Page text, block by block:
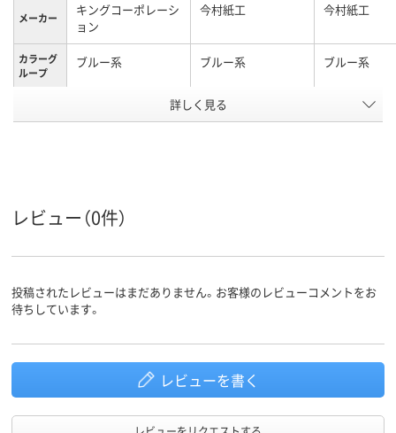
メーカー
キングコーポレーシ
ョン
今村紙工 今村紙工
カラーグ
ループ
ブルー系 ブルー系 ブルー系
テープ付 テープなし
留め具の
有無
なし
封筒裏面
アスクル
商品環境
詳しく見る
レビュー（0件）
投稿されたレビューはまだありません。お客様のレビューコメントをお
待ちしています。
レビューを書く